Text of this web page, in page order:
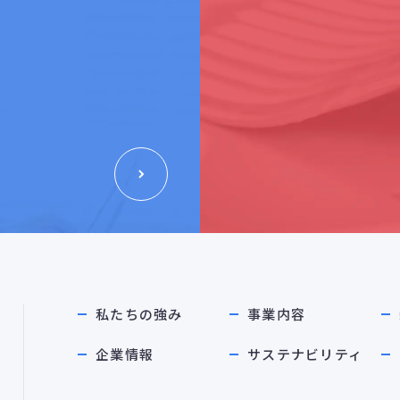
私たちの強み 事業内容
企業情報 サステナビリティ